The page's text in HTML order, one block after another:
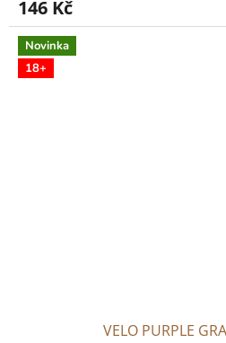
146 Kč
Novinka
18+
VELO PURPLE